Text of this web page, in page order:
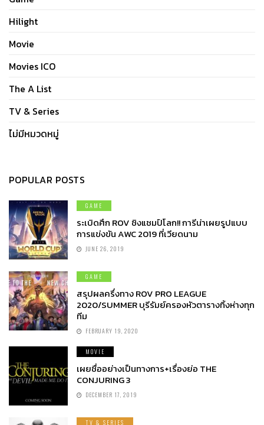
Hilight
Movie
Movies ICO
The A List
TV & Series
ไม่มีหมวดหมู่
POPULAR POSTS
GAME
ระเบิดศึก ROV ชิงแชมป์โลก!! การีน่าเผยรูปแบบ
การแข่งขัน AWC 2019 ที่เวียดนาม
JUNE 26, 2019
GAME
สรุปผลครึ่งทาง ROV PRO LEAGUE
2020/SUMMER บุรีรัมย์ครองหัวตารางทิ้งห่างทุก
ทีม
FEBRUARY 19, 2020
MOVIE
เผยชื่ออย่างเป็นทางการ+เรื่องย่อ THE
CONJURING 3
DECEMBER 17, 2019
TV & SERIES